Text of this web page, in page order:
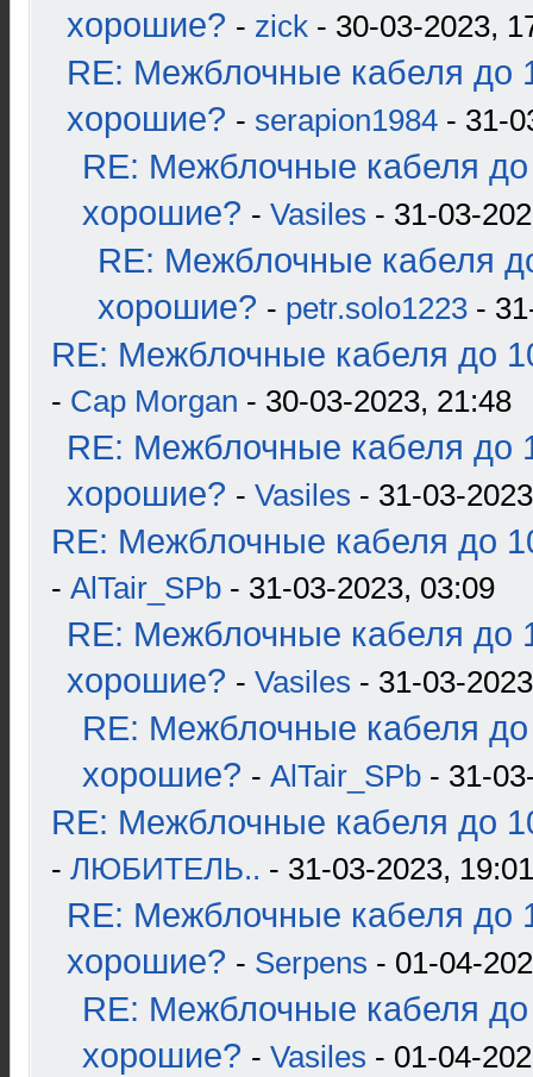
хорошие? - zick - 30-03-2023,
RE: Межблочные кабеля до
хорошие? - serapion1984 - 31-
RE: Межблочные кабеля до
хорошие? - Vasiles - 31-03-
RE: Межблочные кабеля
хорошие? - petr.solo1223 -
RE: Межблочные кабеля до
- Cap Morgan - 30-03-2023, 21:48
RE: Межблочные кабеля до
хорошие? - Vasiles - 31-03-
RE: Межблочные кабеля до
- AlTair_SPb - 31-03-2023, 03:09
RE: Межблочные кабеля до
хорошие? - Vasiles - 31-03-
RE: Межблочные кабеля до
хорошие? - AlTair_SPb - 31-
RE: Межблочные кабеля до
- ЛЮБИТЕЛЬ.. - 31-03-2023, 19:01
RE: Межблочные кабеля до
хорошие? - Serpens - 01-04-
RE: Межблочные кабеля до
хорошие? - Vasiles - 01-04-